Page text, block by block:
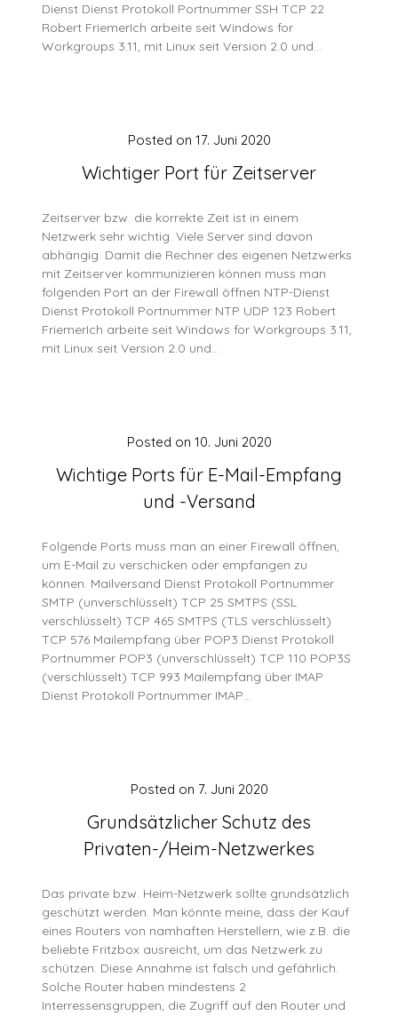
Dienst Dienst Protokoll Portnummer SSH TCP 22
Robert FriemerIch arbeite seit Windows for
Workgroups 3.11, mit Linux seit Version 2.0 und…
Wichtiger Port für Zeitserver
Posted on 17. Juni 2020
Zeitserver bzw. die korrekte Zeit ist in einem
Netzwerk sehr wichtig. Viele Server sind davon
abhängig. Damit die Rechner des eigenen Netzwerks
mit Zeitserver kommunizieren können muss man
folgenden Port an der Firewall öffnen NTP-Dienst
Dienst Protokoll Portnummer NTP UDP 123 Robert
FriemerIch arbeite seit Windows for Workgroups 3.11,
mit Linux seit Version 2.0 und…
Wichtige Ports für E-Mail-Empfang
und -Versand
Posted on 10. Juni 2020
Folgende Ports muss man an einer Firewall öffnen,
um E-Mail zu verschicken oder empfangen zu
können. Mailversand Dienst Protokoll Portnummer
SMTP (unverschlüsselt) TCP 25 SMTPS (SSL
verschlüsselt) TCP 465 SMTPS (TLS verschlüsselt)
TCP 576 Mailempfang über POP3 Dienst Protokoll
Portnummer POP3 (unverschlüsselt) TCP 110 POP3S
(verschlüsselt) TCP 993 Mailempfang über IMAP
Dienst Protokoll Portnummer IMAP…
Grundsätzlicher Schutz des
Privaten-/Heim-Netzwerkes
Posted on 7. Juni 2020
Das private bzw. Heim-Netzwerk sollte grundsätzlich
geschützt werden. Man könnte meine, dass der Kauf
eines Routers von namhaften Herstellern, wie z.B. die
beliebte Fritzbox ausreicht, um das Netzwerk zu
schützen. Diese Annahme ist falsch und gefährlich.
Solche Router haben mindestens 2
Interressensgruppen, die Zugriff auf den Router und